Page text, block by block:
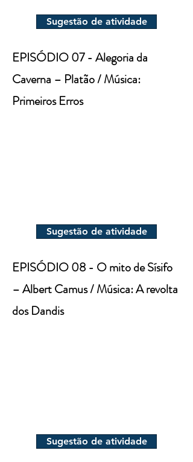
Sugestão de atividade
EPISÓDIO 07 - Alegoria da
Caverna – Platão / Música:
Primeiros Erros
Sugestão de atividade
EPISÓDIO 08 - O mito de Sísifo
– Albert Camus / Música: A revolta
dos Dandis
Sugestão de atividade